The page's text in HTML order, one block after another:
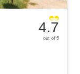
4.7
out of 5